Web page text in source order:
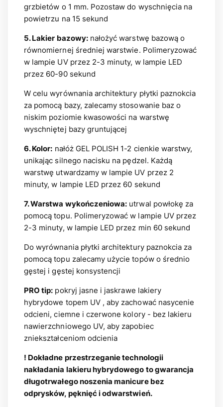
grzbietów o 1 mm. Pozostaw do wyschnięcia na
powietrzu na 15 sekund
5. Lakier bazowy:nałożyć warstwę bazową o
równomiernej średniej warstwie. Polimeryzować
w lampie UV przez 2-3 minuty, w lampie LED
przez 60-90 sekund
W celu wyrównania architektury płytki paznokcia
za pomocą bazy, zalecamy stosowanie baz o
niskim poziomie kwasowości na warstwę
wyschniętej bazy gruntującej
6. Kolor: nałóż GEL POLISH 1-2 cienkie warstwy,
unikając silnego nacisku na pędzel. Każdą
warstwę utwardzamy w lampie UV przez 2
minuty, w lampie LED przez 60 sekund
7. Warstwa wykończeniowa: utrwal powłokę za
pomocą topu. Polimeryzować w lampie UV przez
2-3 minuty, w lampie LED przez min 60 sekund
Do wyrównania płytki architektury paznokcia za
pomocą topu zalecamy użycie topów o średnio
gęstej i gęstej konsystencji
PRO tip: pokryj jasne i jaskrawe lakiery
hybrydowe topem UV , aby zachować nasycenie
odcieni, ciemne i czerwone kolory - bez lakieru
nawierzchniowego UV, aby zapobiec
zniekształceniom odcienia
! Dokładne przestrzeganie technologii
nakładania lakieru hybrydowego to gwarancja
długotrwałego noszenia manicure bez
odprysków, pęknięć i odwarstwień.